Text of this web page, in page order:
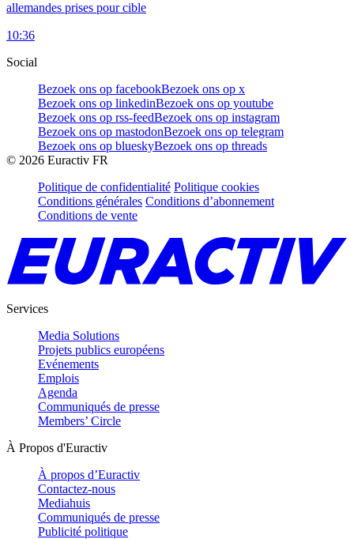
allemandes prises pour cible
10:36
Social
Bezoek ons op facebookBezoek ons op x
Bezoek ons op linkedinBezoek ons op youtube
Bezoek ons op rss-feedBezoek ons op instagram
Bezoek ons op mastodonBezoek ons op telegram
Bezoek ons op blueskyBezoek ons op threads
© 2026 Euractiv FR
Politique de confidentialité Politique cookies
Conditions générales Conditions d’abonnement
Conditions de vente
Services
Media Solutions
Projets publics européens
Evénements
Emplois
Agenda
Communiqués de presse
Members’ Circle
À Propos d'Euractiv
À propos d’Euractiv
Contactez-nous
Mediahuis
Communiqués de presse
Publicité politique